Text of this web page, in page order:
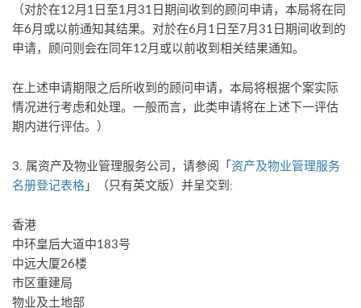
（对於在12月1日至1月31日期间收到的顾问申请，本局将在同
年6月或以前通知其结果。对於在6月1日至7月31日期间收到的
申请，顾问则会在同年12月或以前收到相关结果通知。
在上述申请期限之后所收到的顾问申请，本局将根据个案实际
情况进行考虑和处理。一般而言，此类申请将在上述下一评估
期内进行评估。）
3. 属资产及物业管理服务公司，请参阅「资产及物业管理服务
名册登记表格 」（只有英文版）并呈交到:
香港
中环皇后大道中183号
中远大厦26楼
市区重建局
物业及土地部